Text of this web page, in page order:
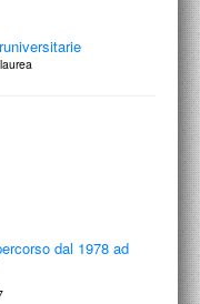
dal 1978 ad